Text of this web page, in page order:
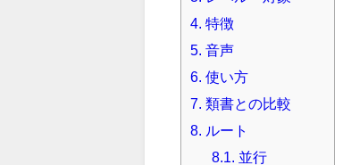
4. 特徴
5. 音声
6. 使い方
7. 類書との比較
8.
ルート
8.1.
並行